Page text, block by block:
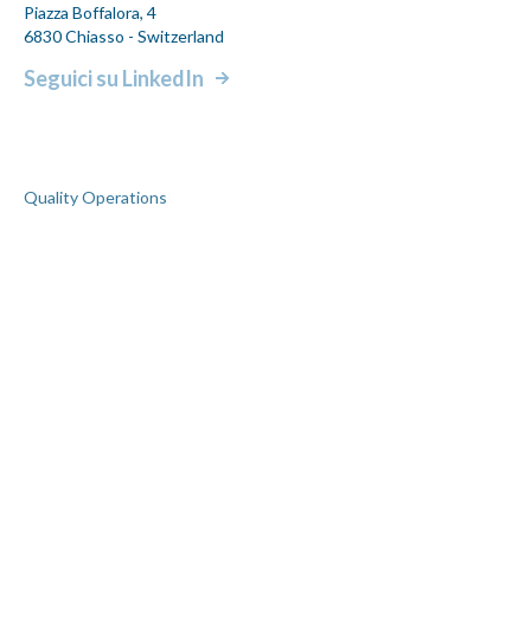
Piazza Boffalora, 4
6830 Chiasso - Switzerland
Seguici su LinkedIn
Quality Operations